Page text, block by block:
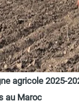
agricole 2025-
au Maroc